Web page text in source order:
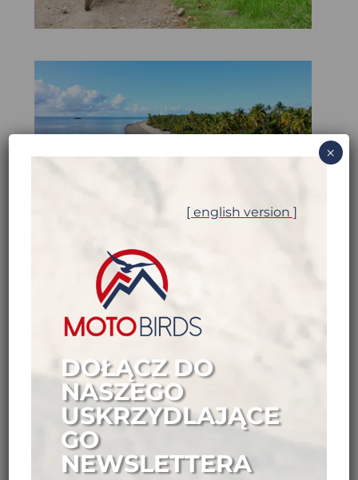
[ english version ]
DOŁĄCZ DO
NASZEGO
USKRZYDLAJĄCE
GO
NEWSLETTERA
×